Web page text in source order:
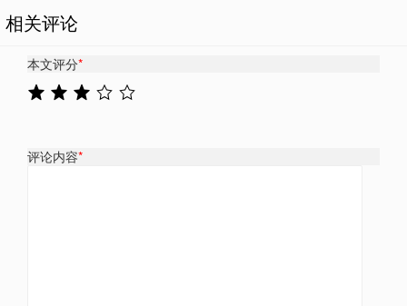
相关评论
本文评分*
评论内容*